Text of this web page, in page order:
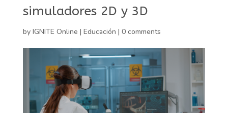
simuladores 2D y 3D
by IGNITE Online | Educación | 0 comments